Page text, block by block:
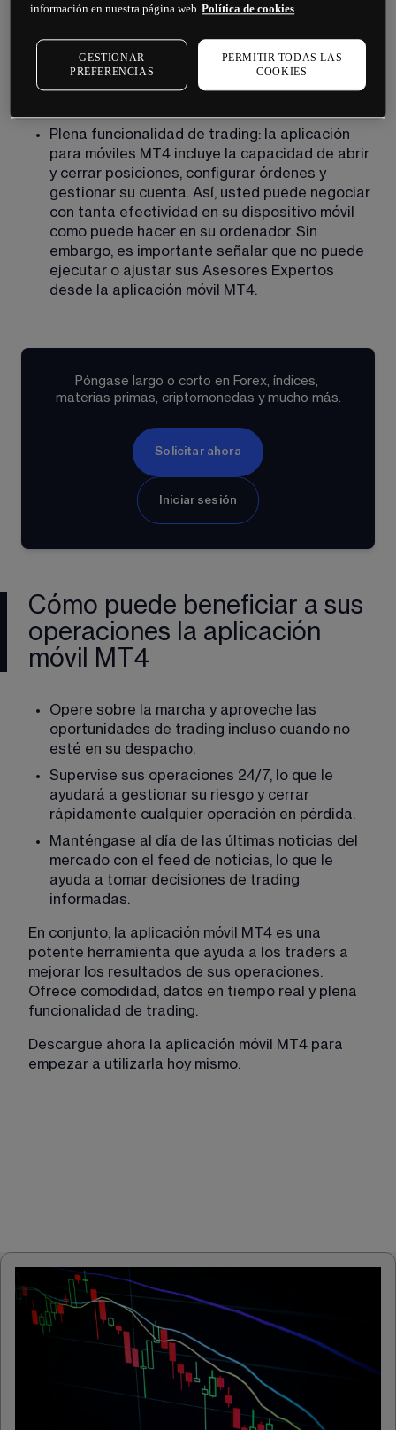
Datos en tiempo real: la aplicación para
del precio de divisas, gráficas e indicadores
técnicos. Esto le permite tomar decisiones de
trading informadas sobre la base de la
Plena funcionalidad de trading: la aplicación
para móviles MT4 incluye la capacidad de abrir
y cerrar posiciones, configurar órdenes y
gestionar su cuenta. Así, usted puede negociar
con tanta efectividad en su dispositivo móvil
como puede hacer en su ordenador. Sin
embargo, es importante señalar que no puede
ejecutar o ajustar sus Asesores Expertos
desde la aplicación móvil MT4.
Póngase largo o corto en Forex, índices,
materias primas, criptomonedas y mucho más.
Solicitar ahora
Iniciar sesión
Cómo puede beneficiar a sus
operaciones la aplicación
móvil MT4
Opere sobre la marcha y aproveche las
oportunidades de trading incluso cuando no
esté en su despacho.
Supervise sus operaciones 24/7, lo que le
ayudará a gestionar su riesgo y cerrar
rápidamente cualquier operación en pérdida.
Manténgase al día de las últimas noticias del
mercado con el feed de noticias, lo que le
ayuda a tomar decisiones de trading
informadas.
En conjunto, la aplicación móvil MT4 es una
potente herramienta que ayuda a los traders a
mejorar los resultados de sus operaciones.
Ofrece comodidad, datos en tiempo real y plena
funcionalidad de trading.
Descargue ahora la aplicación móvil MT4 para
empezar a utilizarla hoy mismo.
información en nuestra página web Política de cookies
GESTIONAR
PREFERENCIAS
PERMITIR TODAS LAS
COOKIES